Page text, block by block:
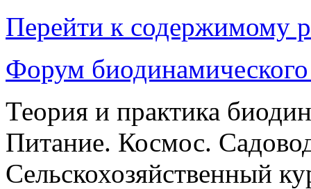
Перейти к содержимому
Форум биодинамического
Теория и практика
Питание. Космос.
Сельскохозяйственный